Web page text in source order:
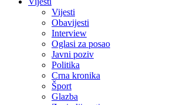
Vijesti
Obavijesti
Interview
Oglasi za posao
Javni poziv
Politika
Crna kronika
Šport
Glazba